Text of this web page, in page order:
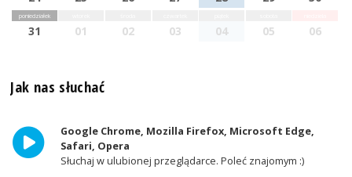
poniedziałek
31 01 02 03 04 05 06
Jak nas słuchać
Google Chrome, Mozilla Firefox, Microsoft Edge,
Safari, Opera
Słuchaj w ulubionej przeglądarce. Poleć znajomym :)